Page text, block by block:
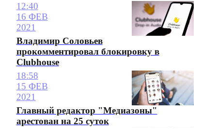
12:40
16 ФЕВ
2021
Владимир Соловьев
прокомментировал блокировку в
Clubhouse
18:58
15 ФЕВ
2021
Главный редактор "Медиазоны"
арестован на 25 суток